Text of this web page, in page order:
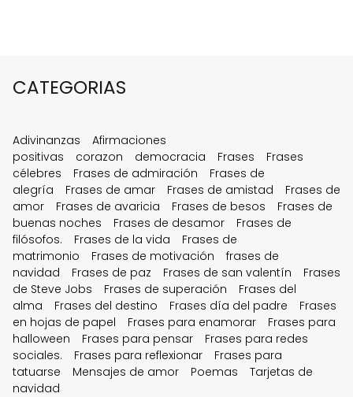
CATEGORIAS
Adivinanzas
Afirmaciones
positivas
corazon democracia Frases
Frases
célebres
Frases de admiración
Frases de
alegría
Frases de amar Frases de amistad
Frases de
amor
Frases de avaricia Frases de besos
Frases de
buenas noches
Frases de desamor
Frases de
filósofos.
Frases de la vida
Frases de
matrimonio
Frases de motivación
frases de
navidad
Frases de paz Frases de san valentín
Frases
de Steve Jobs
Frases de superación
Frases del
alma
Frases del destino Frases día del padre
Frases
en hojas de papel
Frases para enamorar
Frases para
halloween
Frases para pensar
Frases para redes
sociales.
Frases para reflexionar
Frases para
tatuarse
Mensajes de amor Poemas
Tarjetas de
navidad